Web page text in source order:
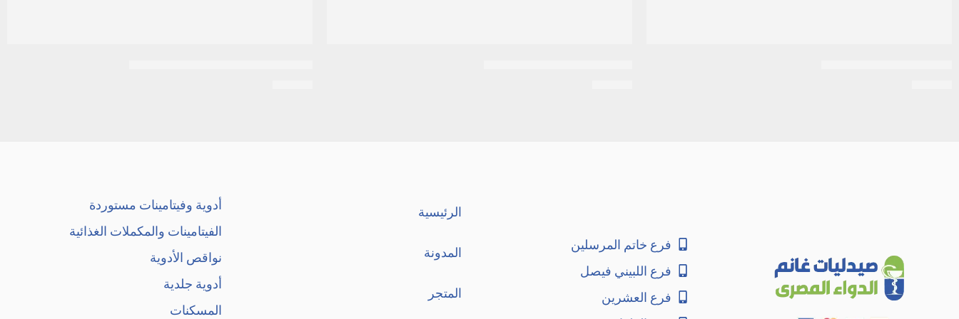
فرع خاتم المرسلين
فرع اللبيني فيصل
فرع العشرين
الرئيسية
المدونة
المتجر
أدوية وفيتامينات مستوردة
الفيتامينات والمكملات الغذائية
نواقص الأدوية
أدوية جلدية
المسكنات